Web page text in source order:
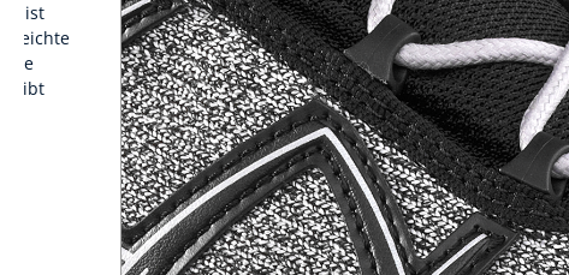
ist
leichte
sie
gibt